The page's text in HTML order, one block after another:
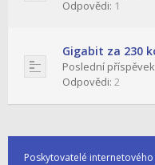
Odpovědi: 1
Gigabit za 230
Poslední
Odpovědi: 2
Poskytovatelé